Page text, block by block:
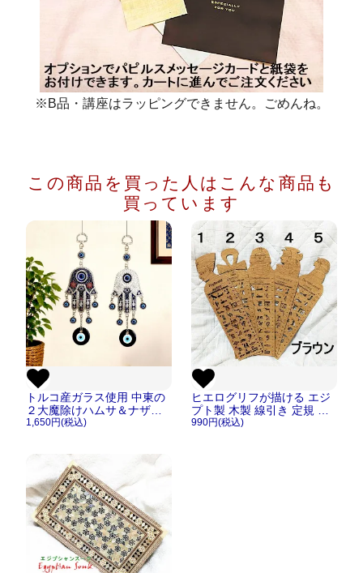
※B品・講座はラッピングできません。ごめんね。
この商品を買った人は こんな商品も
買っています
トルコ産ガラス使用 中東の
２大魔除けハムサ＆ナザー
ルボンジュウがついたドア
1,650円(税込)
ヒエログリフが描ける エジ
プト製 木製 線引き 定規 も
のさし【メール便OK】
990円(税込)